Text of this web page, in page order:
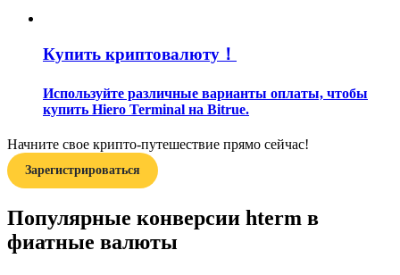
Торговые стратегии
Купить криптовалюту！
Используйте различные варианты оплаты, чтобы
купить Hiero Terminal на Bitrue.
Начните свое крипто-путешествие прямо сейчас!
Зарегистрироваться
Популярные конверсии hterm в
фиатные валюты